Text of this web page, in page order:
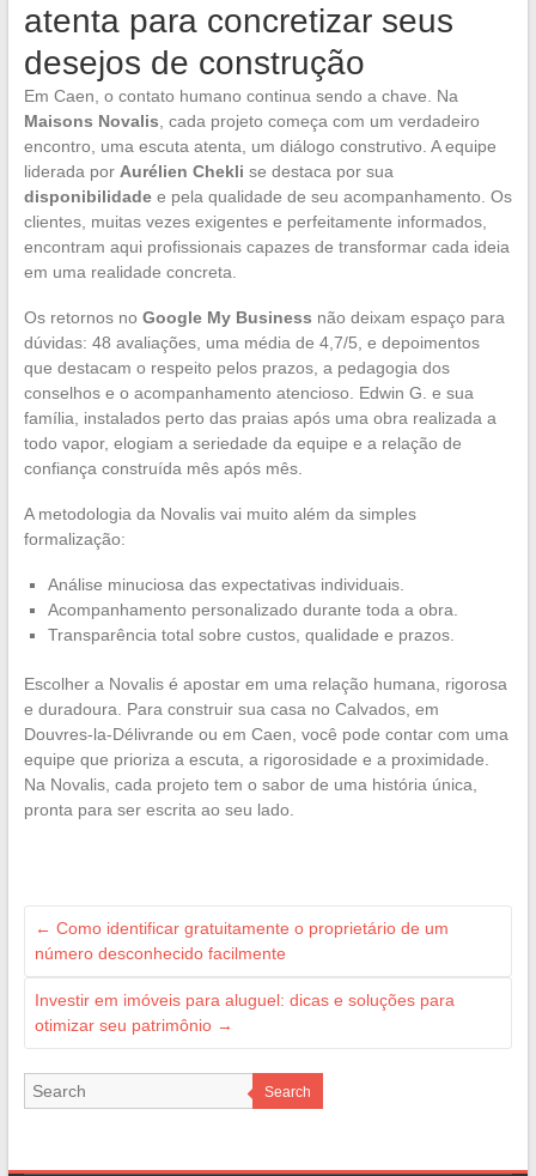
atenta para concretizar seus
desejos de construção
Em Caen, o contato humano continua sendo a chave. Na
Maisons Novalis , cada projeto começa com um verdadeiro
encontro, uma escuta atenta, um diálogo construtivo. A equipe
liderada por Aurélien Chekli se destaca por sua
disponibilidadee pela qualidade de seu acompanhamento. Os
clientes, muitas vezes exigentes e perfeitamente informados,
encontram aqui profissionais capazes de transformar cada ideia
em uma realidade concreta.
Os retornos no Google My Business não deixam espaço para
dúvidas: 48 avaliações, uma média de 4,7/5, e depoimentos
que destacam o respeito pelos prazos, a pedagogia dos
conselhos e o acompanhamento atencioso. Edwin G. e sua
família, instalados perto das praias após uma obra realizada a
todo vapor, elogiam a seriedade da equipe e a relação de
confiança construída mês após mês.
A metodologia da Novalis vai muito além da simples
formalização:
Análise minuciosa das expectativas individuais.
Acompanhamento personalizado durante toda a obra.
Transparência total sobre custos, qualidade e prazos.
Escolher a Novalis é apostar em uma relação humana, rigorosa
e duradoura. Para construir sua casa no Calvados, em
Douvres-la-Délivrande ou em Caen, você pode contar com uma
equipe que prioriza a escuta, a rigorosidade e a proximidade.
Na Novalis, cada projeto tem o sabor de uma história única,
pronta para ser escrita ao seu lado.
← Como identificar gratuitamente o proprietário de um
número desconhecido facilmente
Investir em imóveis para aluguel: dicas e soluções para
otimizar seu patrimônio →
Search